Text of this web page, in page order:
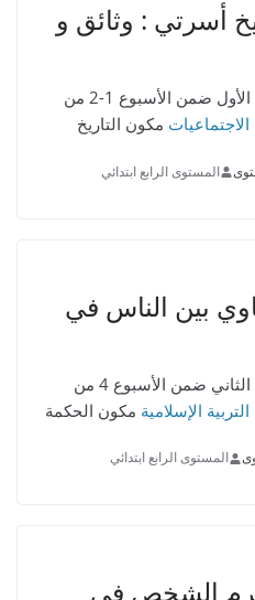
أسرتي : وثائق و
ينتمي هذا الدرس إلى المجال الأول ضمن الأسبوع 1-2 من
الاجتماعيات مكون التاريخ
المستوى الرابع ابتدائي
بين الناس في
ينتمي هذا الدرس إلى المجال الثاني ضمن الأسبوع 4 من
التربية الإسلامية مكون الحكمة
المستوى الرابع ابتدائي
الشخص في